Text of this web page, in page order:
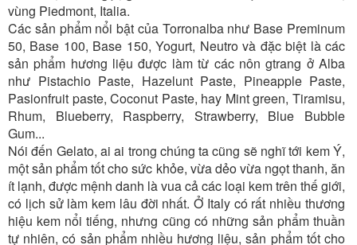
vùng Piedmont, Italia.
Các sản phẩm nổi bật của Torronalba như Base Preminum
50, Base 100, Base 150, Yogurt, Neutro và đặc biệt là các
sản phẩm hương liệu được làm từ các nôn gtrang ở Alba
như Pistachio Paste, Hazelunt Paste, Pineapple Paste,
Pasionfruit paste, Coconut Paste, hay Mint green, Tiramisu,
Rhum, Blueberry, Raspberry, Strawberry, Blue Bubble
Gum...
Nói đến Gelato, ai ai trong chúng ta cũng sẽ nghĩ tới kem Ý,
một sản phẩm tốt cho sức khỏe, vừa dẻo vừa ngọt thanh, ăn
ít lạnh, được mệnh danh là vua cả các loại kem trên thế giới,
có lịch sử làm kem lâu đời nhất. Ở Italy có rất nhiều thương
hiệu kem nổi tiếng, nhưng cũng có những sản phẩm thuần
tự nhiên, có sản phẩm nhiều hương liệu, sản phẩm tốt cho